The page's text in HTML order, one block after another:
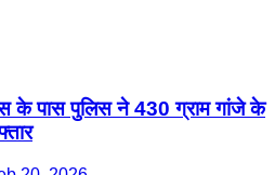
के पास पुलिस ने 430 ग्राम गांजे के